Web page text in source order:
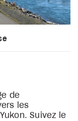
de
les
Suivez le